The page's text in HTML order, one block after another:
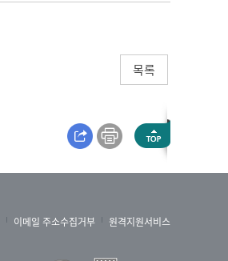
목록
이메일 주소수집거부 원격지원서비스